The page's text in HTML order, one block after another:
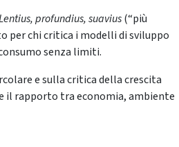
profundius, suavius(“più
per chi critica i modelli di sviluppo
senza limiti.
e sulla critica della crescita
il rapporto tra economia, ambiente